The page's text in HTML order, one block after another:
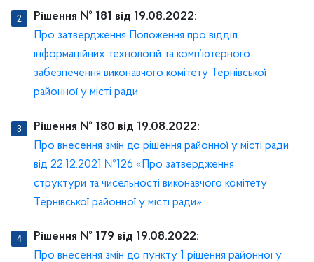
Рішення № 181 від 19.08.2022:
Про затвердження Положення про відділ
інформаційних технологій та комп’ютерного
забезпечення виконавчого комітету Тернівської
районної у місті ради
Рішення № 180 від 19.08.2022:
Про внесення змін до рішення районної у місті ради
від 22.12.2021 №126 «Про затвердження
структури та чисельності виконавчого комітету
Тернівської районної у місті ради»
Рішення № 179 від 19.08.2022:
Про внесення змін до пункту 1 рішення районної у